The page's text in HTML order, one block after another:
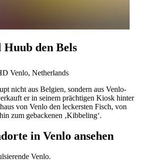
Huub den Bels
Venlo, Netherlands
nicht aus Belgien, sondern aus Venlo-
er in seinem prächtigen Kiosk hinter
von Venlo den leckersten Fisch, von
zum gebackenen ‚Kibbeling‘.
in Venlo ansehen
Venlo.